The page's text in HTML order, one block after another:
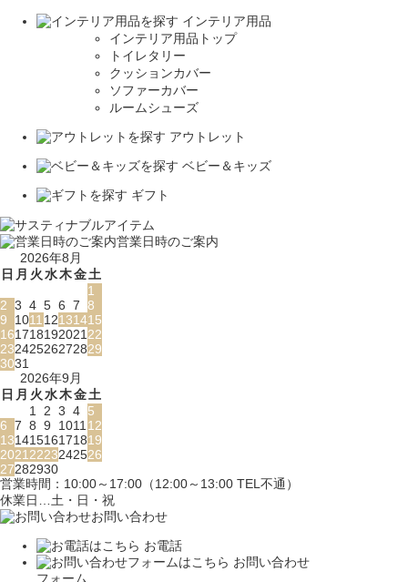
インテリア用品
インテリア用品トップ
トイレタリー
クッションカバー
ソファーカバー
ルームシューズ
アウトレット
ベビー＆キッズ
ギフト
営業日時のご案内
2026年8月
日 月 火水木金土
1
2 3 4 5 6 7 8
9
1011 12131415
161718192021 22
23242526272829
3031
2026年9月
日 月 火水木金土
1
2 3 4 5
6 7 8 9 1011 12
13141516171819
2021 2223242526
27282930
営業時間：10:00～17:00（12:00～13:00 TEL不通）
休業日…土・日・祝
お問い合わせ
お電話
お問い合わせ
フォーム